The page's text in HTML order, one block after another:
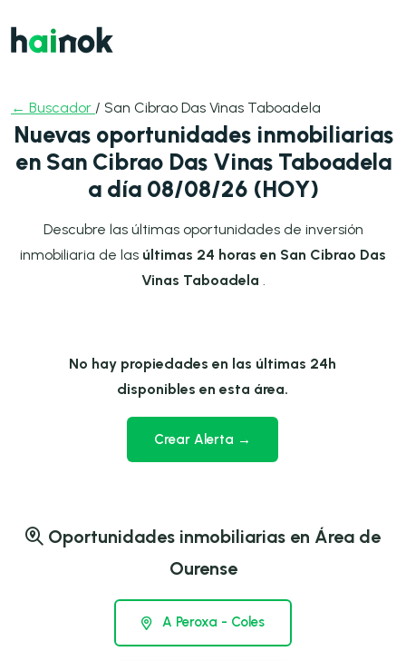
← Buscador / San Cibrao Das Vinas Taboadela
Nuevas oportunidades inmobiliarias
en San Cibrao Das Vinas Taboadela
a día 08/08/26 (HOY)
Descubre las últimas oportunidades de inversión
inmobiliaria de las últimas 24 horas en San Cibrao Das
Vinas Taboadela
No hay propiedades en las últimas 24h
disponibles en esta área.
Crear Alerta →
Oportunidades inmobiliarias en Área de
Ourense
A Peroxa - Coles